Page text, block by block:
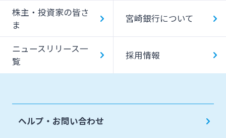
株主・投資家の皆さ
ま
宮崎銀行について
ニュースリリース一
覧
採用情報
ヘルプ・お問い合わせ